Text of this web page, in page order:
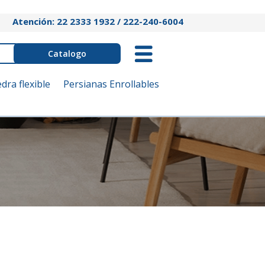
Atención: 22 2333 1932 / 222-240-6004
Catalogo
flexible Persianas Enrollables